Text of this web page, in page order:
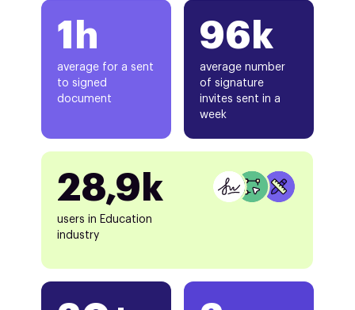
1h
average for a sent
to signed
document
96k
average number
of signature
invites sent in a
week
28,9k
users in Education
industry